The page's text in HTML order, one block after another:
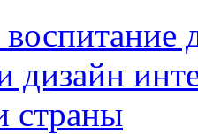
дизайн
страны